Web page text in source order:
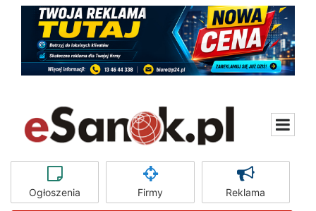
Ogłoszenia Firmy Reklama